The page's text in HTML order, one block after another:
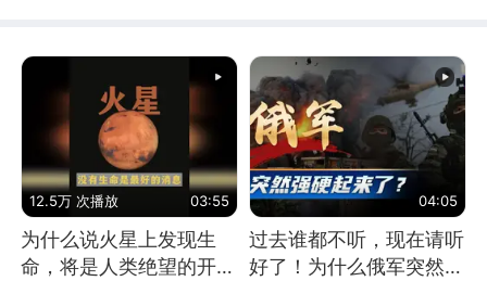
12.5万 次播放 03:55
为什么说火星上发现生
命，将是人类绝望的开
04:05
过去谁都不听，现在请听
好了！为什么俄军突然强